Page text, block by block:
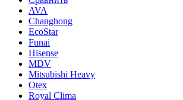
AVA
Changhong
EcoStar
Funai
Hisense
MDV
Mitsubishi Heavy
Otex
Royal Clima